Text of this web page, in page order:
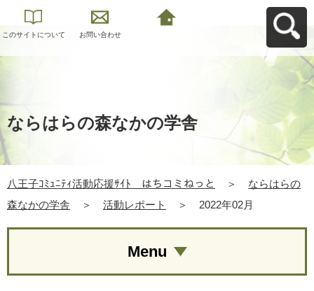
このサイトについて お問い合わせ
ならはらの森なかの学舎
八王子ｺﾐｭﾆﾃｨ活動応援ｻｲﾄ はちコミねっと ＞
ならはらの
森なかの学舎
＞ 活動レポート ＞ 2022年02月
Menu